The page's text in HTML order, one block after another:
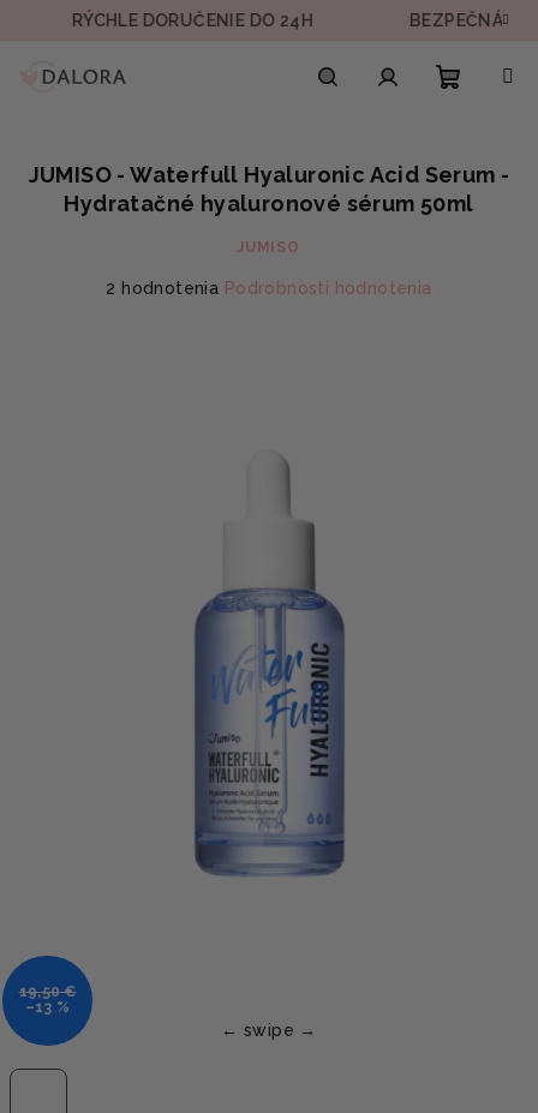
RÝCHLE DORUČENIE DO 24H BEZPEČNÁ PLATBA
košík
JUMISO - Waterfull Hyaluronic Acid Serum -
Hydratačné hyaluronové sérum 50ml
JUMISO
Priemerné
2 hodnotenia Podrobnosti hodnotenia
19,50 €
–13 %